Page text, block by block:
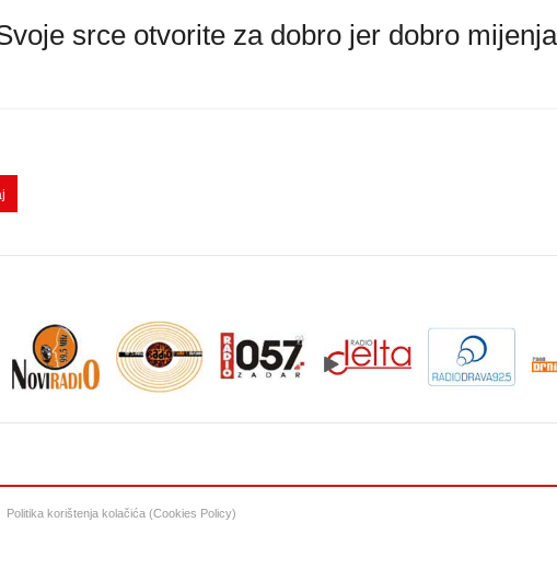
srce otvorite za dobro jer dobro
Politika korištenja kolačića (Cookies Policy)